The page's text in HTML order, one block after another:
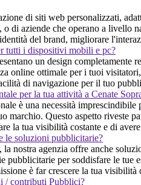
di siti web personalizzati,
di aziende che operano a livello
del brand, migliorare
tutti i dispositivi mobili e pc?
un design
online ottimale per i tuoi
di navigazione per il tuo
per la tua attività a Cenate
è una necessità
marchio. Questo aspetto riveste
la tua visibilità costante e di
le soluzioni pubblicitarie?
nostra agenzia offre anche
pubblicitarie per soddisfare le
è far crescere la tua
/ contributi Pubblici?